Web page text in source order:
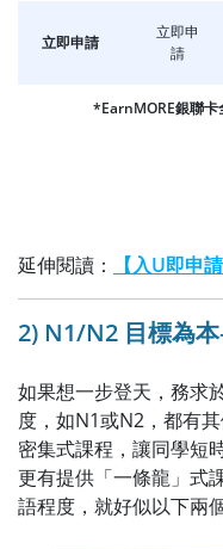
立即申請
立即申
請
*EarnMORE銀聯卡
延伸閱讀： 【入U即申
2) N1/N2 目標為
如果想一步登天，務求
度，如N1或N2，都有
密集式課程，讓同學短
更有提供「一條龍」式
語程度，就好似以下兩個